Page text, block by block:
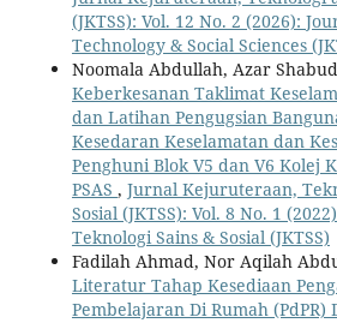
(JKTSS): Vol. 12 No. 2 (2026):
Technology & Social Sciences
Noomala Abdullah, Azar
Keberkesanan Taklimat
dan Latihan Pengugsian
Kesedaran Keselamatan dan
Penghuni Blok V5 dan V6 Kolej
PSAS , Jurnal Kejuruteraan,
Sosial (JKTSS): Vol. 8 No. 1
Teknologi Sains & Sosial (JKTSS)
Fadilah Ahmad, Nor Aqilah
Literatur Tahap Kesediaan
Pembelajaran Di Rumah (PdPR)